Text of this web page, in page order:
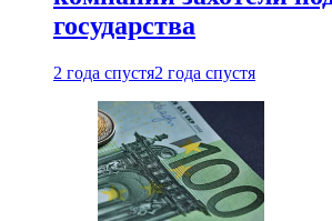
государства
2 года спустя2 года спустя